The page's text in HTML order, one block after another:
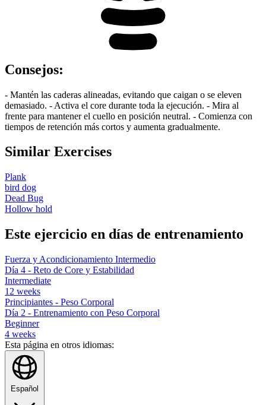
Consejos:
- Mantén las caderas alineadas, evitando que caigan o se eleven
demasiado. - Activa el core durante toda la ejecución. - Mira al
frente para mantener el cuello en posición neutral. - Comienza con
tiempos de retención más cortos y aumenta gradualmente.
Similar Exercises
Plank
bird dog
Dead Bug
Hollow hold
Este ejercicio en días de entrenamiento
Fuerza y Acondicionamiento Intermedio
Día 4 - Reto de Core y Estabilidad
Intermediate
12 weeks
Principiantes - Peso Corporal
Día 2 - Entrenamiento con Peso Corporal
Beginner
4 weeks
Esta página en otros idiomas:
Español